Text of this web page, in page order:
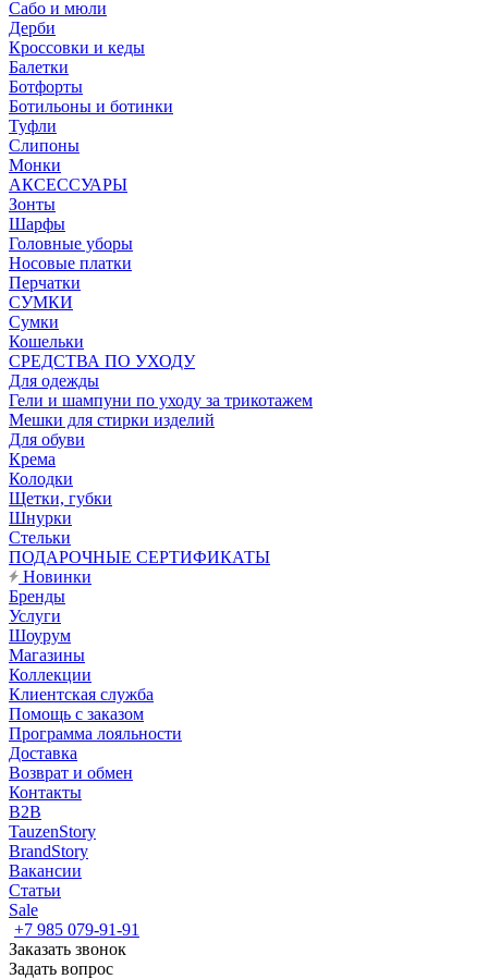
Сабо и мюли
Дерби
Кроссовки и кеды
Балетки
Ботфорты
Ботильоны и ботинки
Туфли
Слипоны
Монки
АКСЕССУАРЫ
Зонты
Шарфы
Головные уборы
Носовые платки
Перчатки
СУМКИ
Сумки
Кошельки
CРЕДСТВА ПО УХОДУ
Для одежды
Гели и шампуни по уходу за трикотажем
Мешки для стирки изделий
Для обуви
Крема
Колодки
Щетки, губки
Шнурки
Стельки
ПОДАРОЧНЫЕ СЕРТИФИКАТЫ
Новинки
Бренды
Услуги
Шоурум
Магазины
Коллекции
Клиентская служба
Помощь с заказом
Программа лояльности
Доставка
Возврат и обмен
Контакты
B2B
TauzenStory
BrandStory
Вакансии
Статьи
Sale
+7 985 079-91-91
Заказать звонок
Задать вопрос